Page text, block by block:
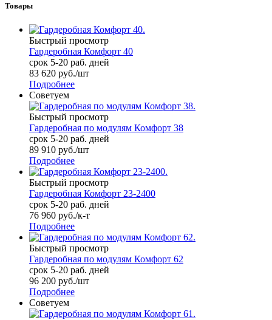
Товары
Быстрый просмотр
Гардеробная Комфорт 40
срок 5-20 раб. дней
83 620 руб./шт
Подробнее
Советуем
Быстрый просмотр
Гардеробная по модулям Комфорт 38
срок 5-20 раб. дней
89 910 руб./шт
Подробнее
Быстрый просмотр
Гардеробная Комфорт 23-2400
срок 5-20 раб. дней
76 960 руб./к-т
Подробнее
Быстрый просмотр
Гардеробная по модулям Комфорт 62
срок 5-20 раб. дней
96 200 руб./шт
Подробнее
Советуем